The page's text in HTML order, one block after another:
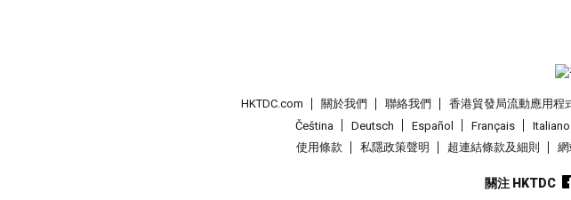
HKTDC.com 關於我們 聯絡我們 香港貿發局流動應用程
Čeština
Deutsch Español Français Italiano
使用條款
私隱政策聲明 超連結條款及細則
關注 HKTDC